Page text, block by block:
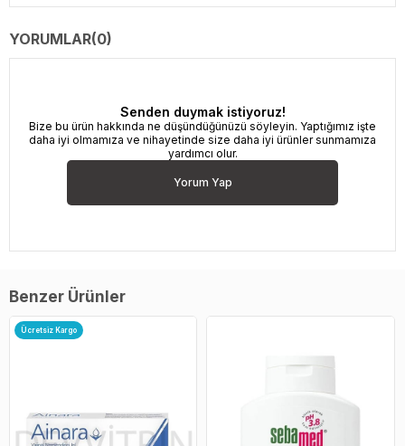
YORUMLAR(0)
Senden duymak istiyoruz!
Bize bu ürün hakkında ne düşündüğünüzü söyleyin. Yaptığımız işte
daha iyi olmamıza ve nihayetinde size daha iyi ürünler sunmamıza
yardımcı olur.
Yorum Yap
Benzer Ürünler
Ücretsiz Kargo